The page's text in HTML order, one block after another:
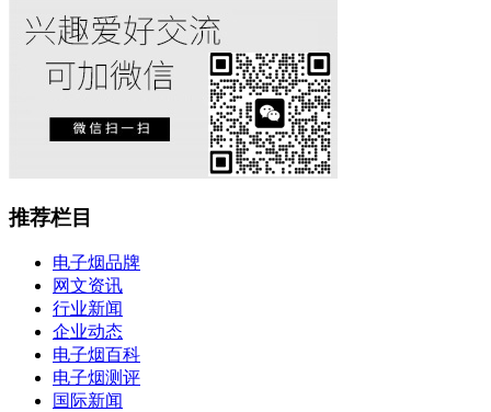
推荐栏目
电子烟品牌
网文资讯
行业新闻
企业动态
电子烟百科
电子烟测评
国际新闻